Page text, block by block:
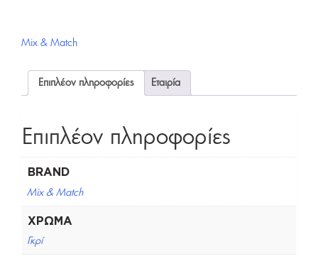
Mix & Match
Επιπλέον πληροφορίες Εταιρία
Επιπλέον πληροφορίες
BRAND
Mix & Match
ΧΡΏΜΑ
Γκρί